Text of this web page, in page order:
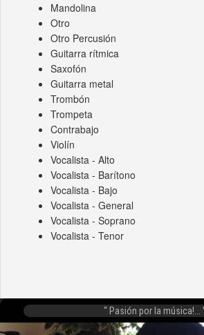
Mandolina
Otro
Otro Percusión
Guitarra rítmica
Saxofón
Guitarra metal
Trombón
Trompeta
Contrabajo
Violín
Vocalista - Alto
Vocalista - Barítono
Vocalista - Bajo
Vocalista - General
Vocalista - Soprano
Vocalista - Tenor
Pasión por la música!...